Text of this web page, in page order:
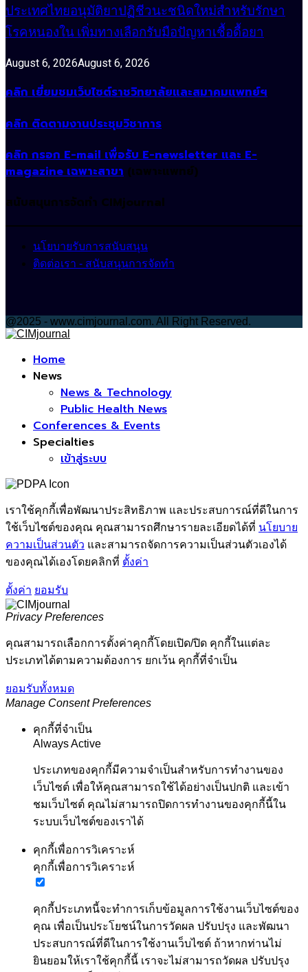
ประเทศไทยอนุมัติยาปฏิชีวนะชนิดใหม่สำหรับรักษา
โรคหนองใน เพิ่มทางเลือกรับมือปัญหาเชื้อดื้อยา
August 6, 2026August 6, 2026
คลิก เยี่ยมชมเว็บไซต์ราชวิทยาลัยและสมาคมแพทย์ฯ
คลิก ติดตามงานประชุมวิชาการ
คลิก กรอก E-mail เพื่อรับ E-newsletter และ E-
magazine เฉพาะสาขา (เฉพาะแพทย์)
สนับสนุนการจัดทำ CIMjournal
นโยบายรับการสนับสนุน
ติดต่อเรา - สนับสนุนการจัดทำ
@2025 - www.cimjournal.com. All Right Reserved.
Home
News
News & Technology
Public Health News
Conferences & Events
Specialties
เข้าสู่ระบบ
เราใช้คุกกี้เพื่อพัฒนาประสิทธิภาพ และประสบการณ์ที่ดีในการ
ใช้เว็บไซต์ของคุณ คุณสามารถศึกษารายละเอียดได้ที่ นโยบาย
ความเป็นส่วนตัว และสามารถจัดการความเป็นส่วนตัวเองได้
ของคุณได้เองโดยคลิกที่ ตั้งค่า
ตั้งค่า ยอมรับ
Privacy Preferences
คุณสามารถเลือกการตั้งค่าคุกกี้โดยเปิด/ปิด คุกกี้ในแต่ละ
ประเภทได้ตามความต้องการ ยกเว้น คุกกี้ที่จำเป็น
ยอมรับทั้งหมด
Manage Consent Preferences
คุกกี้ที่จำเป็น
Always Active
ประเภทของคุกกี้มีความจำเป็นสำหรับการทำงานของ
เว็บไซต์ เพื่อให้คุณสามารถใช้ได้อย่างเป็นปกติ และเข้า
ชมเว็บไซต์ คุณไม่สามารถปิดการทำงานของคุกกี้นี้ใน
ระบบเว็บไซต์ของเราได้
คุกกี้เพื่อการวิเคราะห์
คุกกี้เพื่อการวิเคราะห์
คุกกี้ประเภทนี้จะทำการเก็บข้อมูลการใช้งานเว็บไซต์ของ
คุณ เพื่อเป็นประโยชน์ในการวัดผล ปรับปรุง และพัฒนา
ประสบการณ์ที่ดีในการใช้งานเว็บไซต์ ถ้าหากท่านไม่
ยินยอมให้เราใช้คุกกี้นี้ เราจะไม่สามารถวัดผล ปรับปรุง